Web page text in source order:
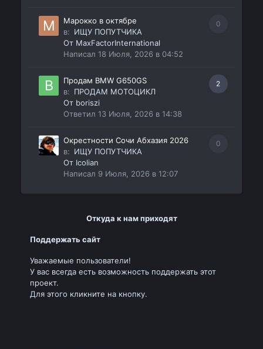
0
Марокко в октябре
в: ИЩУ ПОПУТЧИКА
От MaxFactorInternational
Написал18 Июля, 2026 в 04:52
2
Продам BMW G650GS
в: ПРОДАМ МОТОЦИКЛ
От boriszi
Ответил13 Июля, 2026 в 14:38
0
Окрестности Сочи Абхазия 2026
в: ИЩУ ПОПУТЧИКА
От Icolian
Написал 9 Июля, 2026 в 12:07
Откуда к нам приходят
Поддержать сайт
Уважаемые пользователи!
У вас всегда есть возможность поддержать этот
проект.
Для этого кликните на кнопку.